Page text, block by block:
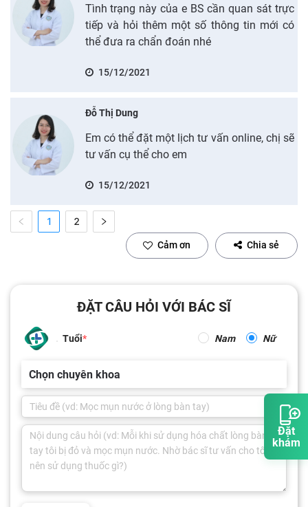
Đặt
khám
Tình trạng này của e BS cần quan sát trực
tiếp và hỏi thêm một số thông tin mới có
thể đưa ra chẩn đoán nhé
15/12/2021
Đỗ Thị Dung
Em có thể đặt một lịch tư vấn online, chị sẽ
tư vấn cụ thể cho em
15/12/2021
1 2
Cảm ơn Chia sẻ
ĐẶT CÂU HỎI VỚI BÁC SĨ
Tuổi Nam Nữ
Chọn chuyên khoa